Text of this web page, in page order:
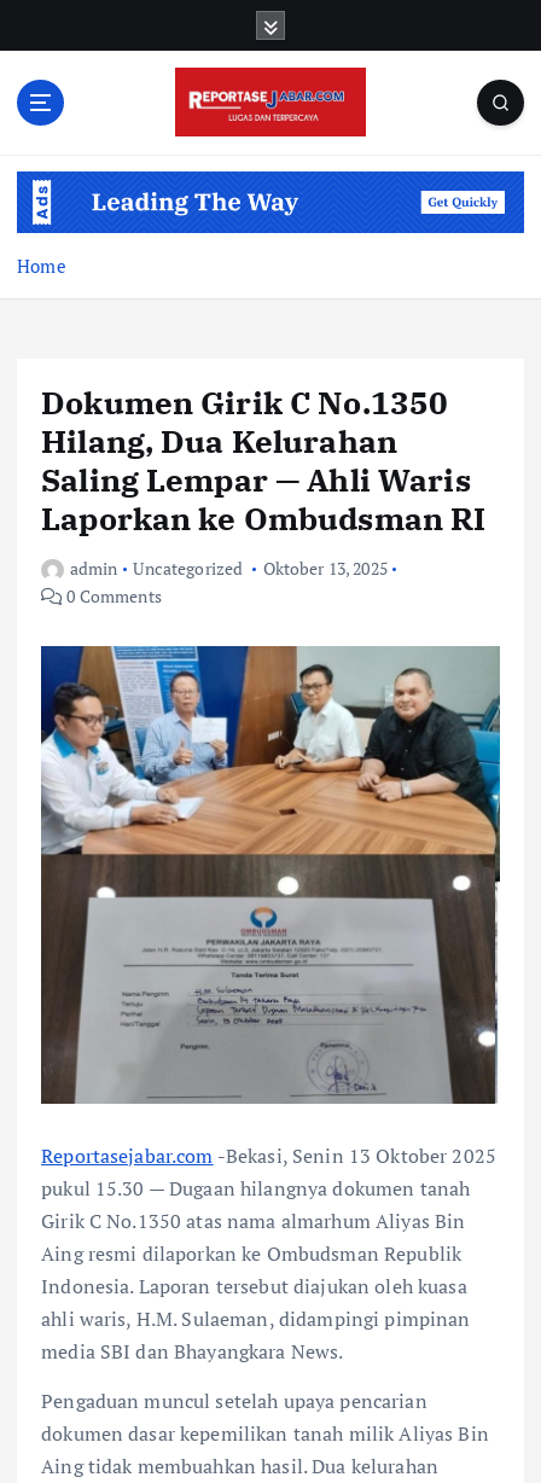
Home
Dokumen Girik C No.1350
Hilang, Dua Kelurahan
Saling Lempar — Ahli Waris
Laporkan ke Ombudsman RI
admin Uncategorized
Oktober 13, 2025
0 Comments
Reportasejabar.com -Bekasi, Senin 13 Oktober 2025
pukul 15.30 — Dugaan hilangnya dokumen tanah
Girik C No.1350 atas nama almarhum Aliyas Bin
Aing resmi dilaporkan ke Ombudsman Republik
Indonesia. Laporan tersebut diajukan oleh kuasa
ahli waris, H.M. Sulaeman, didampingi pimpinan
media SBI dan Bhayangkara News.
Pengaduan muncul setelah upaya pencarian
dokumen dasar kepemilikan tanah milik Aliyas Bin
Aing tidak membuahkan hasil. Dua kelurahan